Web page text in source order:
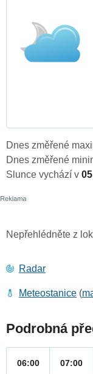
Dnes změřené
Dnes změřené
Slunce vychází v
Nepřehlédněte z
Radar
Meteostanice (
Podrobná
06:00 07:00